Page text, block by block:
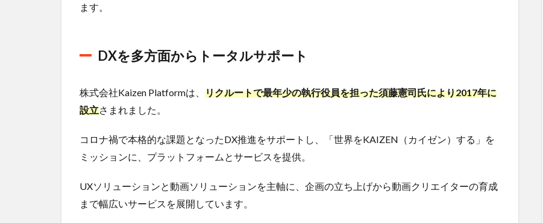
式会社
職方法
5
株
式会社
への転
職はデ
がおす
ます。
DXを多方面からトータルサポート
株式会社Kaizen Platformは、 リクルートで最年少の執行役員を担った須藤憲司氏により2017年に
設立さまれました。
コロナ禍で本格的な課題となったDX推進をサポートし、「世界をKAIZEN（カイゼン）する」を
ミッションに、プラットフォームとサービスを提供。
UXソリューションと動画ソリューションを主軸に、企画の立ち上げから動画クリエイターの育成
まで幅広いサービスを展開しています。